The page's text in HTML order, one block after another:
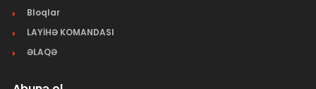
Bloqlar
LAYİHƏ KOMANDASI
ƏLAQƏ